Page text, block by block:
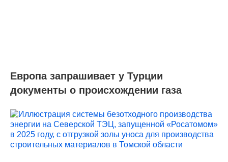
Европа запрашивает у Турции
документы о происхождении газа